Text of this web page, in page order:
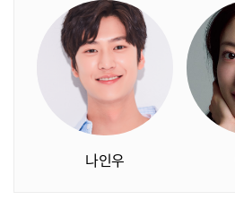
나인우